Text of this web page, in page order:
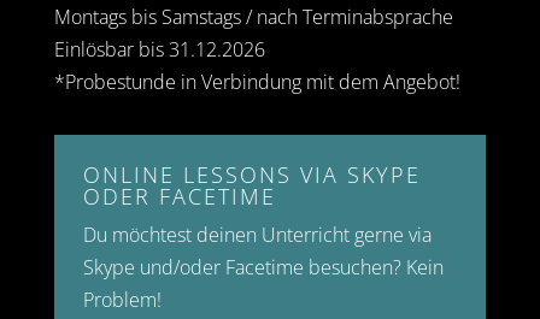
Montags bis Samstags / nach Terminabsprache
Einlösbar bis 31.12.2026
*Probestunde in Verbindung mit dem Angebot!
ONLINE LESSONS VIA SKYPE
ODER FACETIME
Du möchtest deinen Unterricht gerne via
Skype und/oder Facetime besuchen? Kein
Problem!